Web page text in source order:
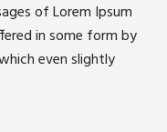
of Lorem Ipsum
in some form by
even slightly